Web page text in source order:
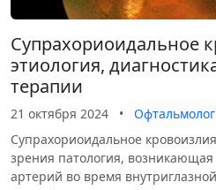
Супрахориоидальное
этиология,
терапии
21 октября 2024 •
Супрахориоидальное
зрения патология,
артерий во время